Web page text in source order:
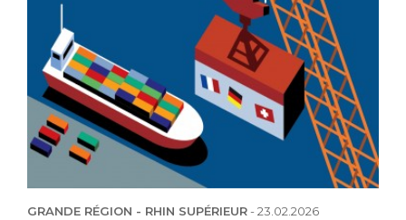
GRANDE RÉGION - RHIN SUPÉRIEUR-23.02.2026